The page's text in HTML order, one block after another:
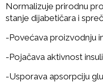
Normalizuje prirodnu
stanje dijabetičara i
-Povećava proizvodnju
-Pojačava aktivnost
-Usporava apsorpciju